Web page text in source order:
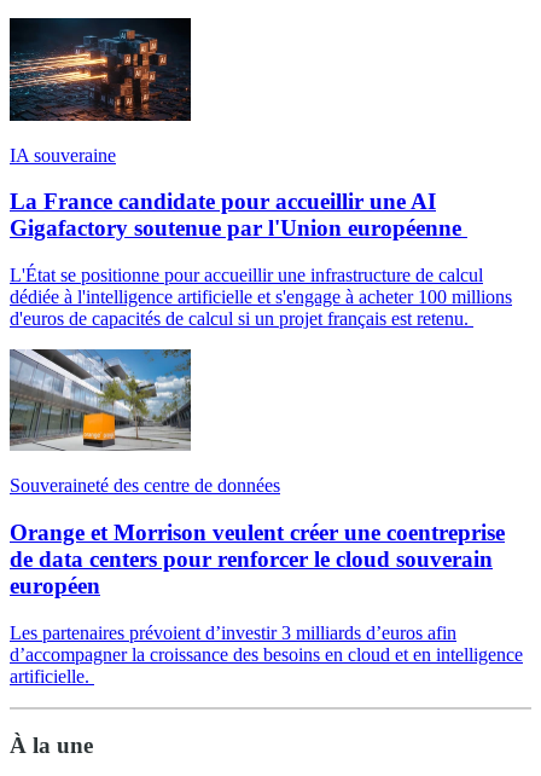
IA souveraine
La France candidate pour accueillir une AI
Gigafactory soutenue par l'Union européenne
L'État se positionne pour accueillir une infrastructure de calcul
dédiée à l'intelligence artificielle et s'engage à acheter 100 millions
d'euros de capacités de calcul si un projet français est retenu.
Souveraineté des centre de données
Orange et Morrison veulent créer une coentreprise
de data centers pour renforcer le cloud souverain
européen
Les partenaires prévoient d’investir 3 milliards d’euros afin
d’accompagner la croissance des besoins en cloud et en intelligence
artificielle.
À la une